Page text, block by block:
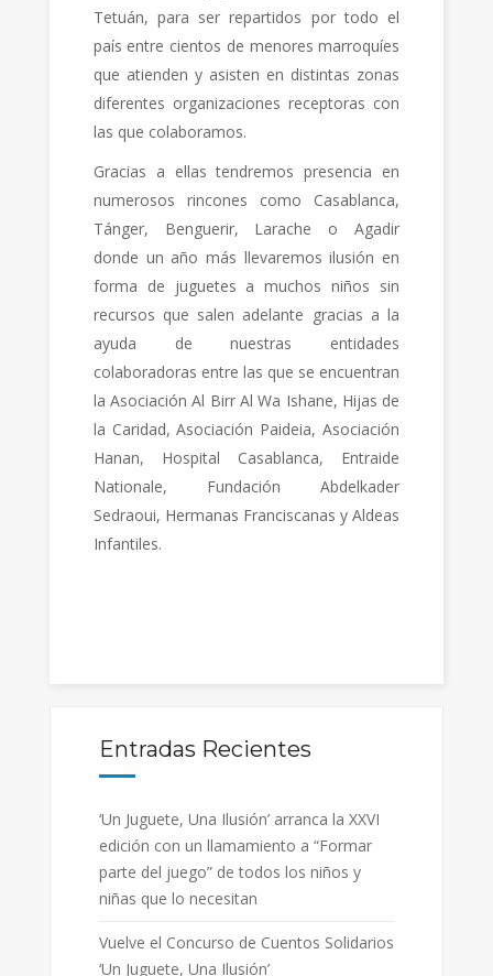
Tetuán, para ser repartidos por todo el
país entre cientos de menores marroquíes
que atienden y asisten en distintas zonas
diferentes organizaciones receptoras con
las que colaboramos.
Gracias a ellas tendremos presencia en
numerosos rincones como Casablanca,
Tánger, Benguerir, Larache o Agadir
donde un año más llevaremos ilusión en
forma de juguetes a muchos niños sin
recursos que salen adelante gracias a la
ayuda de nuestras entidades
colaboradoras entre las que se encuentran
la Asociación Al Birr Al Wa Ishane, Hijas de
la Caridad, Asociación Paideia, Asociación
Hanan, Hospital Casablanca, Entraide
Nationale, Fundación Abdelkader
Sedraoui, Hermanas Franciscanas y Aldeas
Infantiles.
Entradas Recientes
‘Un Juguete, Una Ilusión’ arranca la XXVI
edición con un llamamiento a “Formar
parte del juego” de todos los niños y
niñas que lo necesitan
Vuelve el Concurso de Cuentos Solidarios
‘Un Juguete, Una Ilusión’